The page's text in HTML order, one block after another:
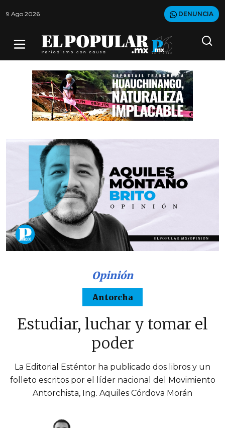
9 Ago 2026 DENUNCIA
Opinión
Antorcha
Estudiar, luchar y tomar el
poder
La Editorial Esténtor ha publicado dos libros y un
folleto escritos por el líder nacional del Movimiento
Antorchista, Ing. Aquiles Córdova Morán